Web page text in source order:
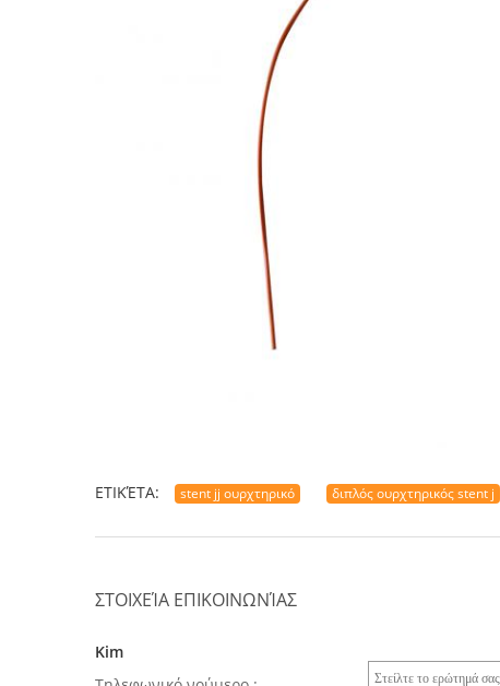
ΕΤΙΚΈΤΑ: stent jj ουρχτηρικό διπλός ουρχτηρικός stent j
ΣΤΟΙΧΕΊΑ ΕΠΙΚΟΙΝΩΝΊΑΣ
Kim